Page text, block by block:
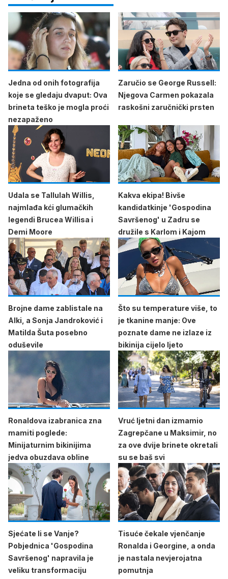
Jedna od onih fotografija
koje se gledaju dvaput: Ova
brineta teško je mogla proći
nezapaženo
Zaručio se George Russell:
Njegova Carmen pokazala
raskošni zaručnički prsten
Udala se Tallulah Willis,
najmlađa kći glumačkih
legendi Brucea Willisa i
Demi Moore
Kakva ekipa! Bivše
kandidatkinje 'Gospodina
Savršenog' u Zadru se
družile s Karlom i Kajom
Brojne dame zablistale na
Alki, a Sonja Jandroković i
Matilda Šuta posebno
oduševile
Što su temperature više, to
je tkanine manje: Ove
poznate dame ne izlaze iz
bikinija cijelo ljeto
Ronaldova izabranica zna
mamiti poglede:
Minijaturnim bikinijima
jedva obuzdava obline
Vruć ljetni dan izmamio
Zagrepčane u Maksimir, no
za ove dvije brinete okretali
su se baš svi
Sjećate li se Vanje?
Pobjednica 'Gospodina
Savršenog' napravila je
veliku transformaciju
Tisuće čekale vjenčanje
Ronalda i Georgine, a onda
je nastala nevjerojatna
pomutnja